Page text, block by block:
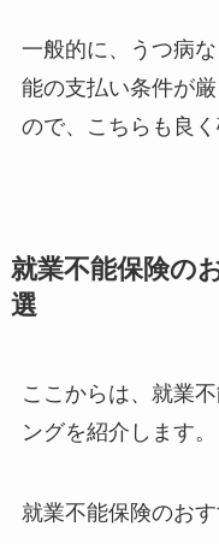
一般的に、うつ病
能の支払い条件が
ので、こちらも良
就業不能保険の
選
ここからは、就業
ングを紹介します。
就業不能保険のお